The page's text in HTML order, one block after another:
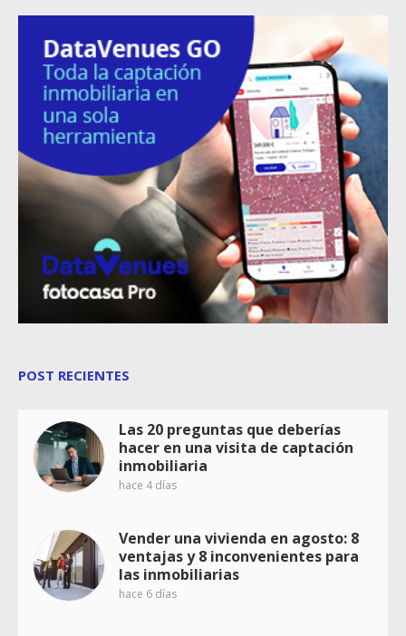
POST RECIENTES
Las 20 preguntas que deberías
hacer en una visita de captación
inmobiliaria
hace 4 días
Vender una vivienda en agosto: 8
ventajas y 8 inconvenientes para
las inmobiliarias
hace 6 días